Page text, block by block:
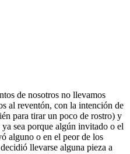
de nosotros no llevamos
al reventón, con la intención de
para tirar un poco de rostro) y
sea porque algún invitado o el
alguno o en el peor de los
llevarse alguna pieza a